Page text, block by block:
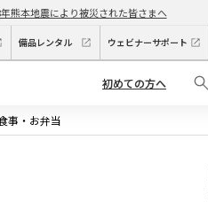
熊本地震により被災された皆さまへ
備品レンタル ウェビナーサポート
初めての方へ
事・お弁当